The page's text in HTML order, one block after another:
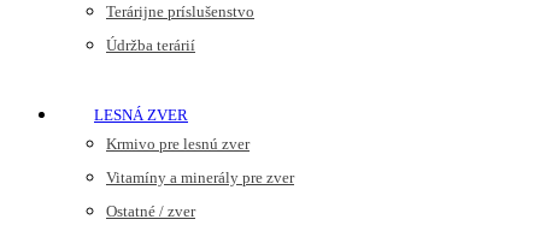
Terárijne príslušenstvo
Údržba terárií
LESNÁ ZVER
Krmivo pre lesnú zver
Vitamíny a minerály pre zver
Ostatné / zver